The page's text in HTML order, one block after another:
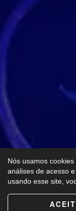
Nós usamos
análises de acesso
usando esse site,